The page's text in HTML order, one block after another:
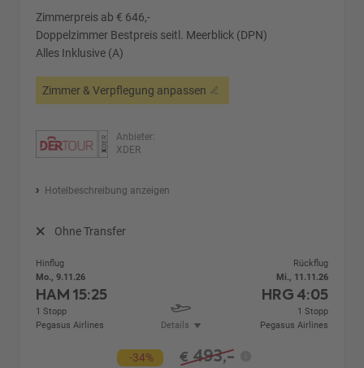
Zimmerpreis ab € 646,-
Doppelzimmer Bestpreis seitl. Meerblick (DPN)
Alles Inklusive (A)
Zimmer & Verpflegung anpassen
Anbieter:
XDER
Hotelbeschreibung anzeigen
Ohne Transfer
Hinflug
Mo., 9.11.26
HAM15:25
1 Stopp
Pegasus Airlines
Details
Rückflug
Mi., 11.11.26
HRG 4:05
1 Stopp
Pegasus Airlines
-34% € 493,-